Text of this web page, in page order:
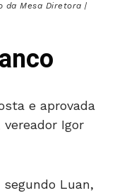
da Mesa Diretora |
e aprovada
Igor
Luan,